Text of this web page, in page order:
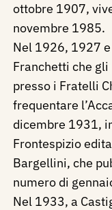
ottobre 1907,
novembre 1985.
Nel 1926, 1927
Franchetti che
presso i Fratelli
frequentare
dicembre 1931,
Frontespizio
Bargellini, che
numero di
Nel 1933, a